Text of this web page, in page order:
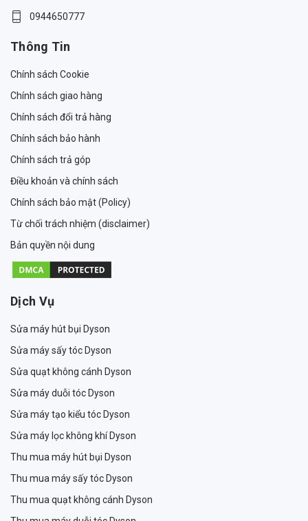
0944650777
Thông Tin
Chính sách Cookie
Chính sách giao hàng
Chính sách đổi trả hàng
Chính sách bảo hành
Chính sách trả góp
Điều khoản và chính sách
Chính sách bảo mật (Policy)
Từ chối trách nhiệm (disclaimer)
Bản quyền nội dung
Dịch Vụ
Sửa máy hút bụi Dyson
Sửa máy sấy tóc Dyson
Sửa quạt không cánh Dyson
Sửa máy duỗi tóc Dyson
Sửa máy tạo kiểu tóc Dyson
Sửa máy lọc không khí Dyson
Thu mua máy hút bụi Dyson
Thu mua máy sấy tóc Dyson
Thu mua quạt không cánh Dyson